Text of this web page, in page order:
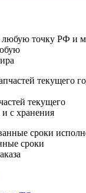
текущего
с хранения
сроки